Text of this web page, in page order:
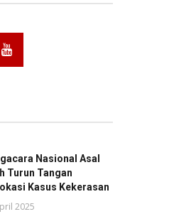
Nasional Asal
Turun Tangan
Kasus Kekerasan
2025